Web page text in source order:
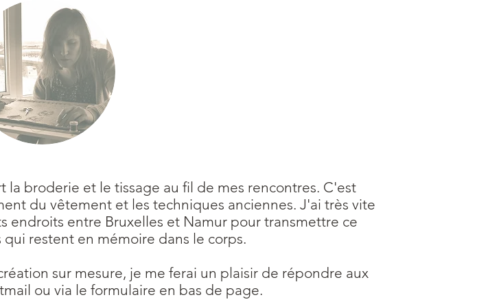
la broderie et le tissage au fil de mes rencontres. C'est
du vêtement et les techniques anciennes. J'ai très vite
endroits entre Bruxelles et Namur pour transmettre ce
restent en mémoire dans le corps.
sur mesure, je me ferai un plaisir de répondre aux
ou via le formulaire en bas de page.